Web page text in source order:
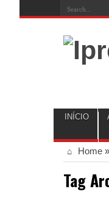
INÍCIO
Home »
Tag